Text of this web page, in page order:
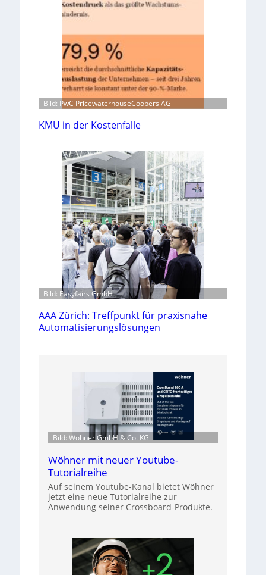
Bild: PwC PricewaterhouseCoopers AG
KMU in der Kostenfalle
Bild: Easyfairs GmbH
AAA Zürich: Treffpunkt für praxisnahe
Automatisierungslösungen
Bild: Wöhner GmbH & Co. KG
Wöhner mit neuer Youtube-
Tutorialreihe
Auf seinem Youtube-Kanal bietet Wöhner
jetzt eine neue Tutorialreihe zur
Anwendung seiner Crossboard-Produkte.